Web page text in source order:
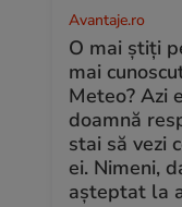
Avantaje.ro
O mai știți
mai
Meteo? Azi
doamnă
stai să vezi
ei. Nimeni,
așteptat la